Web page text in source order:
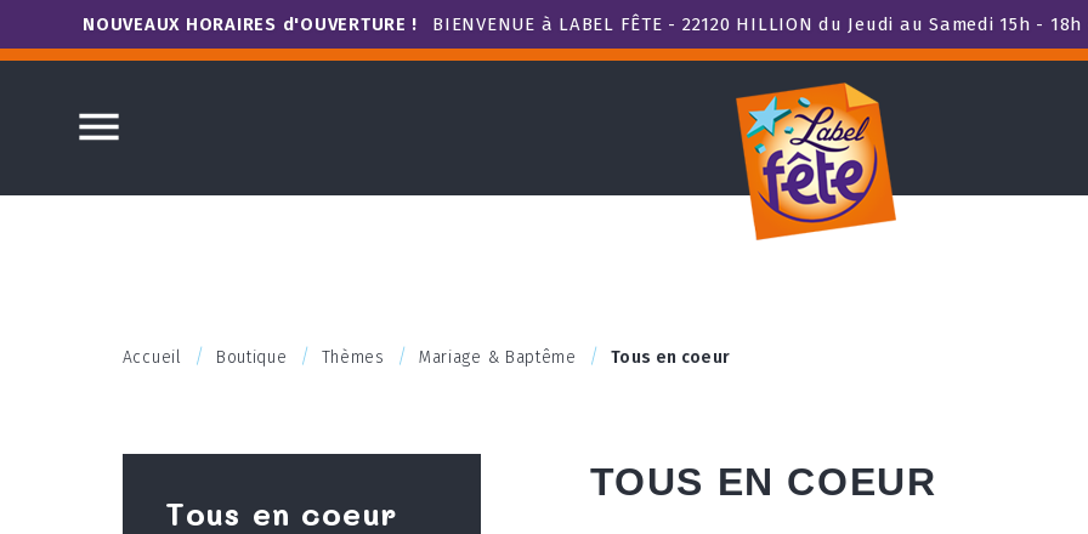
NOUVEAUX HORAIRES d'OUVERTURE ! BIENVENUE à LABEL FÊTE - 22120 HILLION du Jeudi au Samedi 15h -

Accueil Boutique Thèmes Mariage & Baptême Tous en coeur
Tous en coeur
TOUS EN COEUR